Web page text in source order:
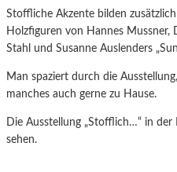
Stoffliche Akzente bilden
Holzfiguren von Hannes Mussner,
Stahl und Susanne Auslenders
Man spaziert durch die
manches auch gerne zu Hause.
Die Ausstellung „Stofflich…“ in der
sehen.